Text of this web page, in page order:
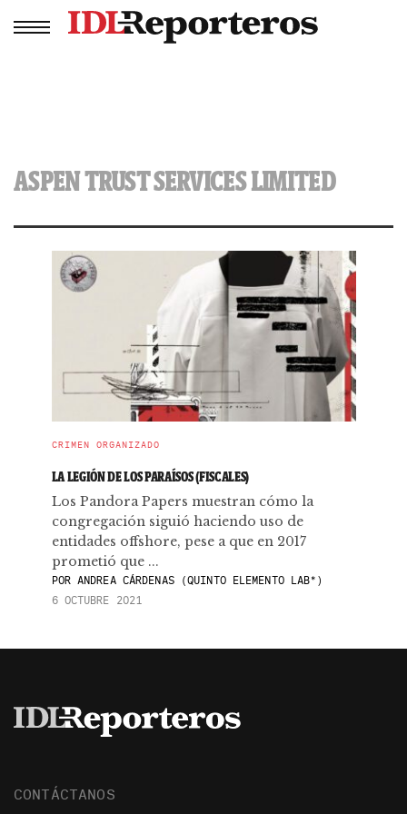
ASPEN TRUST SERVICES LIMITED
CRIMEN ORGANIZADO
LA LEGIÓN DE LOS PARAÍSOS (FISCALES)
Los Pandora Papers muestran cómo la
congregación siguió haciendo uso de
entidades offshore, pese a que en 2017
prometió que ...
PORANDREA CÁRDENAS (QUINTO ELEMENTO LAB*)
6 OCTUBRE 2021
CONTÁCTANOS